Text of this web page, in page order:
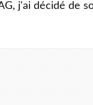
j'ai décidé de